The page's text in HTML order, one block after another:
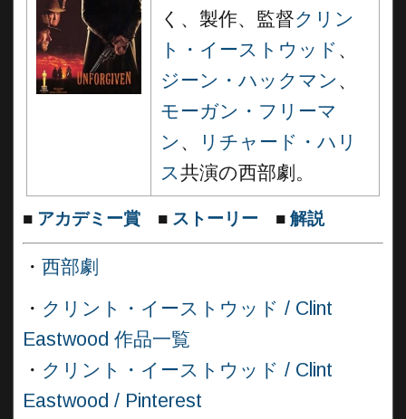
く、 製作、監督クリン
ト・イーストウッド 、
ジーン・ハックマン 、
モーガン・フリーマ
ン 、
リチャード・ハリ
ス共演の西部劇。
■ アカデミー賞 ■ ストーリー ■ 解説
・ 西部劇
・ クリント・イーストウッド / Clint
Eastwood 作品一覧
・ クリント・イーストウッド / Clint
Eastwood / Pinterest